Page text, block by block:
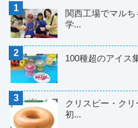
関西工場でマル
学...
100種超のアイス
クリスピー・ク
初...